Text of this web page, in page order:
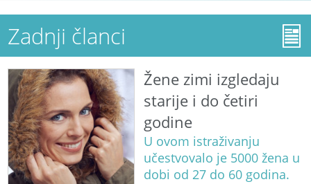
Zadnji članci
Žene zimi izgledaju
starije i do četiri
godine
U ovom istraživanju
učestvovalo je 5000 žena u
dobi od 27 do 60 godina.